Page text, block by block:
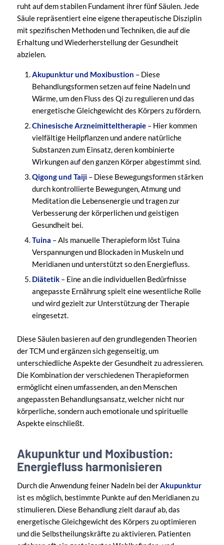
ruht auf dem stabilen Fundament ihrer fünf Säulen. Jede
Säule repräsentiert eine eigene therapeutische Disziplin
mit spezifischen Methoden und Techniken, die auf die
Erhaltung und Wiederherstellung der Gesundheit
abzielen.
Akupunktur und Moxibustion – Diese
Behandlungsformen setzen auf feine Nadeln und
Wärme, um den Fluss des Qi zu regulieren und das
energetische Gleichgewicht des Körpers zu fördern.
Chinesische Arzneimitteltherapie– Hier kommen
vielfältige Heilpflanzen und andere natürliche
Substanzen zum Einsatz, deren kombinierte
Wirkungen auf den ganzen Körper abgestimmt sind.
Qigong und Taiji– Diese Bewegungsformen stärken
durch kontrollierte Bewegungen, Atmung und
Meditation die Lebensenergie und tragen zur
Verbesserung der körperlichen und geistigen
Gesundheit bei.
Tuina – Als manuelle Therapieform löst Tuina
Verspannungen und Blockaden in Muskeln und
Meridianen und unterstützt so den Energiefluss.
Diätetik– Eine an die individuellen Bedürfnisse
angepasste Ernährung spielt eine wesentliche Rolle
und wird gezielt zur Unterstützung der Therapie
eingesetzt.
Diese Säulen basieren auf den grundlegenden Theorien
der TCM und ergänzen sich gegenseitig, um
unterschiedliche Aspekte der Gesundheit zu adressieren.
Die Kombination der verschiedenen Therapieformen
ermöglicht einen umfassenden, an den Menschen
angepassten Behandlungsansatz, welcher nicht nur
körperliche, sondern auch emotionale und spirituelle
Aspekte einschließt.
Akupunktur und Moxibustion:
Energiefluss harmonisieren
Durch die Anwendung feiner Nadeln bei derAkupunktur
ist es möglich, bestimmte Punkte auf den Meridianen zu
stimulieren. Diese Behandlung zielt darauf ab, das
energetische Gleichgewicht des Körpers zu optimieren
und die Selbstheilungskräfte zu aktivieren. Patienten